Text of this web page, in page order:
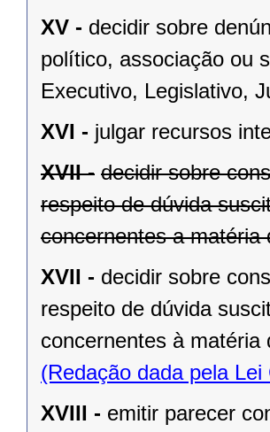
XV - decidir sobre
político, associação ou
Executivo, Legislativo,
XVI - julgar recursos
XVII - decidir sobre
respeito de dúvida
concernentes a matéria
XVII - decidir sobre
respeito de dúvida
concernentes à
(Redação dada pela
XVIII - emitir parecer